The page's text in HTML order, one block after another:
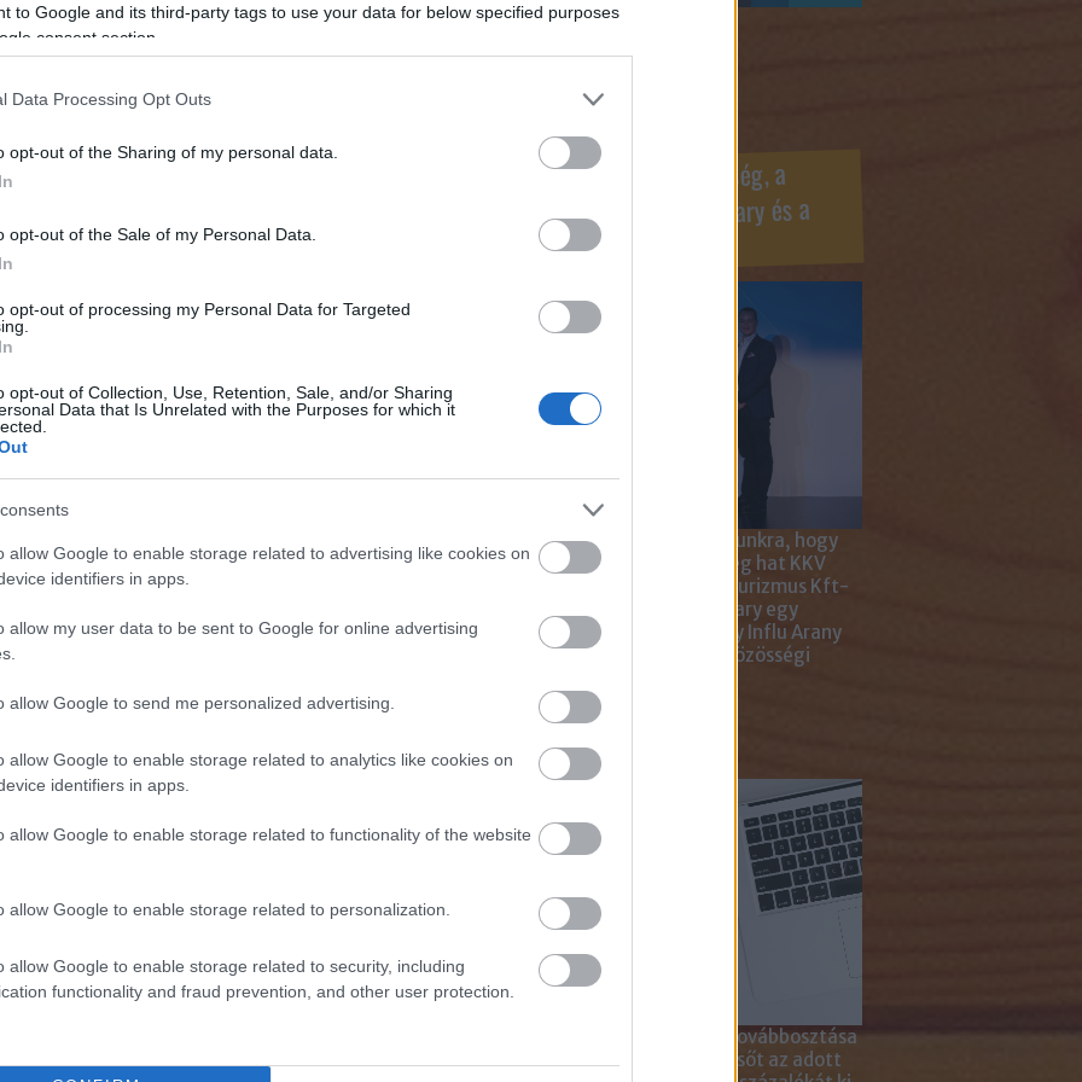
to Google and its third-party tags to use your data for below specified purposes
consent section.
Data Processing Opt Outs
opt-out of the Sharing of my personal data.
opt-out of the Sale of my Personal Data.
opt-out of processing my Personal Data for Targeted
opt-out of Collection, Use, Retention, Sale, and/or Sharing
Data that Is Unrelated with the Purposes for which it
allow Google to enable storage related to advertising like cookies on
identifiers in apps.
allow my user data to be sent to Google for online advertising
allow Google to send me personalized advertising.
allow Google to enable storage related to analytics like cookies on
identifiers in apps.
allow Google to enable storage related to functionality of the website
allow Google to enable storage related to personalization.
allow Google to enable storage related to security, including
functionality and fraud prevention, and other user protection.
legmeghatározóbb közösségi média
platformjává vált. Sokáig túlnyomó többségben
kiemelkedő marketinglehetőséggé vált. A
Mikor éri meg a YouTube
Shorts használata?
A videós tartalom ma már nem csupán kiegészítő
legerősebb eszköz a márkaépítésben és a
hosszú távú közösségépítésre is.…
TOVÁBB
Facebook oldaldoboz
Magyar Marketing Szövetség, a
KREATÍV, az Internet Hungary és a
turizmus szakma díjai
Nagy megtiszteltetés számunkra, hogy
Magyar Marketing Szövetség hat KKV
Marketing Gyémánt Díjjal, Turizmus Kft-
től 5 díjjal, az Internet Hungary egy
fődíjjal, a KREATÍV pedig egy Influ Arany
díjjal tüntette ki cégünket közösségi
Így használd cikkeinket...
Az anyagok linkkel történő továbbosztása
természetesen lehetséges, sőt az adott